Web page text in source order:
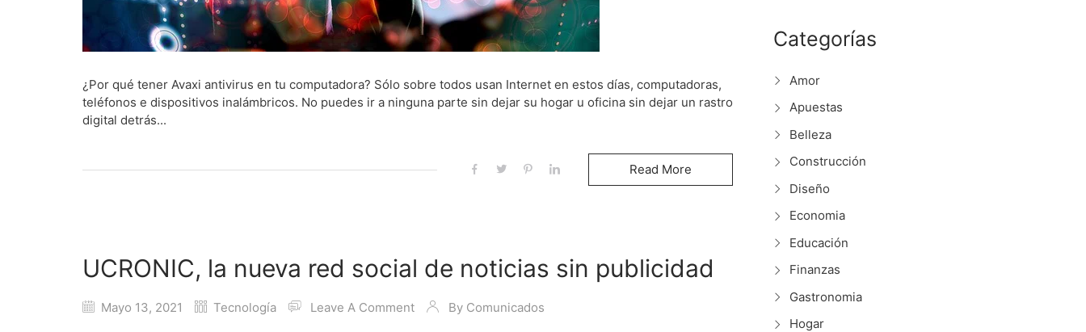
¿Por qué tener Avaxi antivirus en tu computadora? Sólo sobre todos usan Internet en estos días, computadoras,
teléfonos e dispositivos inalámbricos. No puedes ir a ninguna parte sin dejar su hogar u oficina sin dejar un rastro
digital detrás...
Read More
UCRONIC, la nueva red social de noticias sin publicidad
Mayo 13, 2021 Tecnología Leave A Comment By Comunicados
Categorías
Amor
Apuestas
Belleza
Construcción
Diseño
Economia
Educación
Finanzas
Gastronomia
Hogar